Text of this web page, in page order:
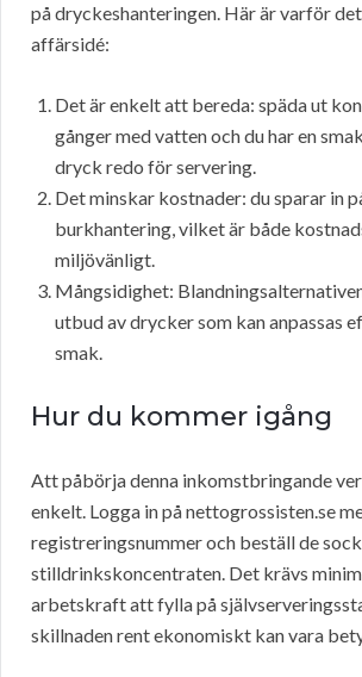
på dryckeshanteringen. Här är varför
affärsidé:
Det är enkelt att bereda: späda ut
gånger med vatten och du har en
dryck redo för servering.
Det minskar kostnader: du sparar in
burkhantering, vilket är både
miljövänligt.
Mångsidighet:
utbud av drycker som kan anpassas
smak.
Hur du kommer igång
Att påbörja denna inkomstbringande
enkelt. Logga in på nettogrossisten.se
registreringsnummer och beställ de
stilldrinkskoncentraten. Det krävs
arbetskraft att fylla på
skillnaden rent ekonomiskt kan vara